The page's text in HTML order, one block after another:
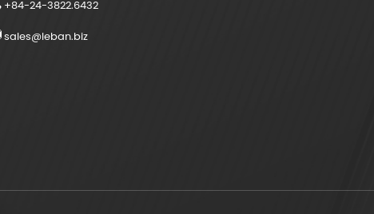
+84-24-3822.6432
sales@leban.biz